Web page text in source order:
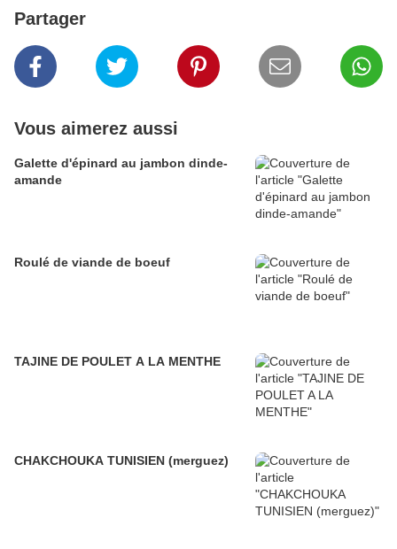
Partager
Vous aimerez aussi
Galette d'épinard au jambon dinde-
amande
Roulé de viande de boeuf
TAJINE DE POULET A LA MENTHE
CHAKCHOUKA TUNISIEN (merguez)